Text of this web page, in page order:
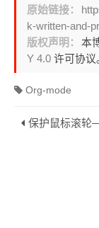
原始链接：
k-written-and-
版权声明：
本
Y 4.0许可协议
Org-mode
保护鼠标滚轮